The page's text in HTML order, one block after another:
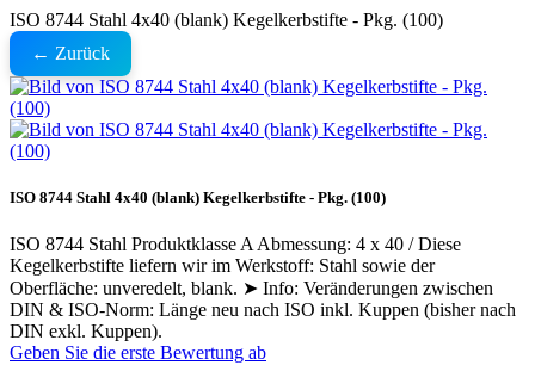
ISO 8744 Stahl 4x40 (blank) Kegelkerbstifte - Pkg. (100)
← Zurück
ISO 8744 Stahl 4x40 (blank) Kegelkerbstifte - Pkg. (100)
ISO 8744 Stahl Produktklasse A Abmessung: 4 x 40 / Diese
Kegelkerbstifte liefern wir im Werkstoff: Stahl sowie der
Oberfläche: unveredelt, blank. ➤ Info: Veränderungen zwischen
DIN & ISO-Norm: Länge neu nach ISO inkl. Kuppen (bisher nach
DIN exkl. Kuppen).
Geben Sie die erste Bewertung ab